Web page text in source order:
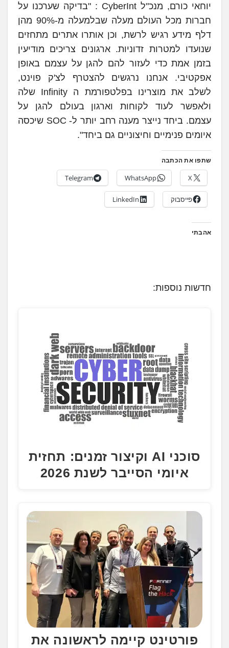
יוחאי כורם, מנכ"ל CyberInt : "בדיקה שערכנו על
חברות מכל העולם מעלה שבלמעלה מ-90% מהן
דלף מידע רגיש לרשת, וכן אותרו אתרים מתחזים
שנועדו למטרות זדוניות. ארגונים צריכים מודיעין
בזמן אמת כדי לעזור להם להגן על עצמם באופן
אפקטיבי. אנחנו נרגשים להצטרף לצ'ק פוינט,
לשלב את מוצרינו בפלטפורמת ה Infinity שלה
ולאפשר לעוד לקוחות וארגון בעולם להגן על
עצמם. ביחד נייצר מענה רחב יותר ל- SOC שיכסה
איומים פנימיים וחיצוניים גם ביחד".
שתפו את הכתבה
X
WhatsApp
Telegram
פייסבוק LinkedIn
אהבתי
חדשות נוספות:
סוכני AI וקיצור זמנים: תחזית
איומי הסייבר לשנת 2026
פורטינט קיימה לראשונה את